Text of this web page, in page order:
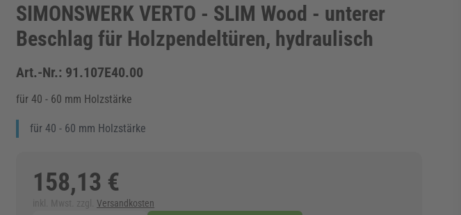
SIMONSWERK VERTO - SLIM Wood - unterer
Beschlag für Holzpendeltüren, hydraulisch
Art.-Nr.: 91.107E40.00
für 40 - 60 mm Holzstärke
für 40 - 60 mm Holzstärke
158,13 €
Versandkosten